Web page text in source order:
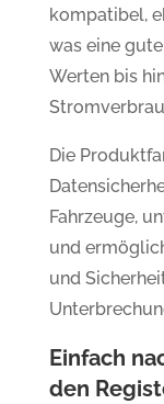
kompatibel,
was eine
Werten bis
Die
Fahrzeuge,
und
und
Einfach
den